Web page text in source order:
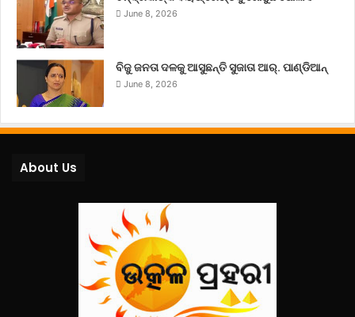
June 8, 2026
ବିଜୁ ଜନତା ଦଳକୁ ଆସୁଛନ୍ତି ସୁଜାତା ଆର୍‌. ପାଣ୍ଡିଆନ୍
June 8, 2026
About Us